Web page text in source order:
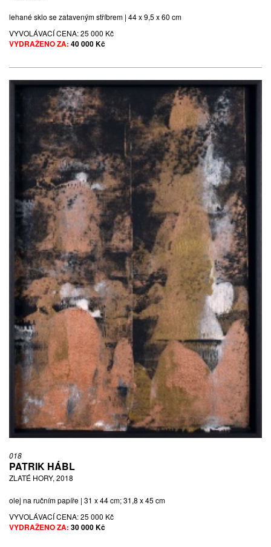
lehané sklo se zataveným stříbrem | 44 x 9,5 x 60 cm
VYVOLÁVACÍ CENA:25 000 Kč
VYDRAŽENO ZA: 40 000 Kč
018
PATRIK HÁBL
ZLATÉ HORY, 2018
olej na ručním papíře | 31 x 44 cm; 31,8 x 45 cm
VYVOLÁVACÍ CENA:25 000 Kč
VYDRAŽENO ZA: 30 000 Kč